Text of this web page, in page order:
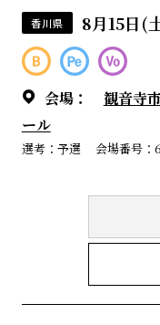
香川県 8月15日(
会場：
観音寺
ール
選考：予選 会場番号：